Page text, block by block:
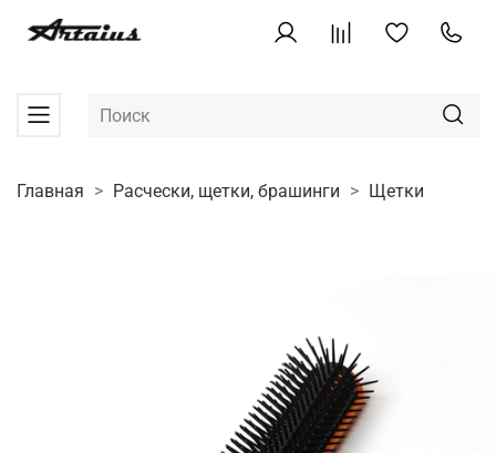
Главная Расчески, щетки, брашинги Щетки